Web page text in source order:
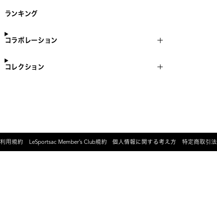
ランキング
コラボレーション
コレクション
利用規約 LeSportsac Member’s Club規約 個人情報に関する考え方 特定商取引